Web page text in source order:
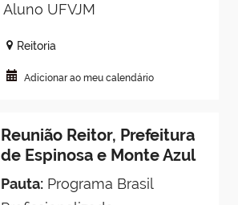
Aluno UFVJM
Reitoria
Adicionar ao meu calendário
Reunião Reitor, Prefeitura
de Espinosa e Monte Azul
Pauta:Programa Brasil